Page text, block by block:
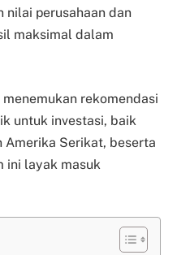
nilai perusahaan dan
maksimal dalam
rekomendasi
untuk investasi, baik
Amerika Serikat, beserta
ini layak masuk